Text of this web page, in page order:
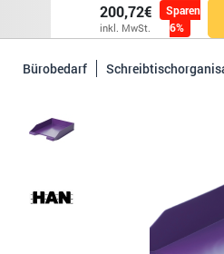
200,72€
inkl. MwSt.
Sparen
6%
Bürobedarf